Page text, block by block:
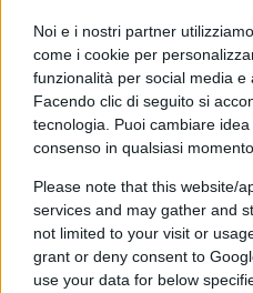
Noi e i nostri partner
come i cookie per
funzionalità per social media e
Facendo clic di seguito si
tecnologia. Puoi cambiare
consenso in qualsiasi
Please note that this website/
services and may gather and
not limited to your visit or
grant or deny consent to
use your data for below
alla caccia del “rischio
Quarta Repubblica,
2021
#CHIUSURE
#GREEN PASS
#LIBERTÀ
#TOTALITARISMO